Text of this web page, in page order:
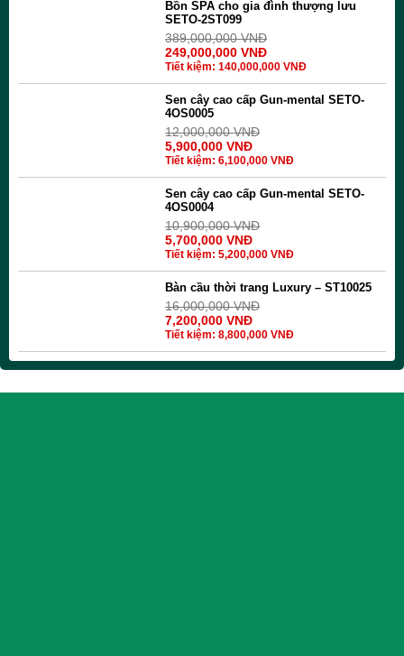
Bồn SPA cho gia đình thượng lưu
SETO-2ST099
389,000,000VNĐ
249,000,000VNĐ
Tiết kiệm:140,000,000VNĐ
Sen cây cao cấp Gun-mental SETO-
4OS0005
12,000,000VNĐ
5,900,000VNĐ
Tiết kiệm:6,100,000VNĐ
Sen cây cao cấp Gun-mental SETO-
4OS0004
10,900,000VNĐ
5,700,000VNĐ
Tiết kiệm:5,200,000VNĐ
Bàn cầu thời trang Luxury – ST10025
16,000,000VNĐ
7,200,000VNĐ
Tiết kiệm:8,800,000VNĐ